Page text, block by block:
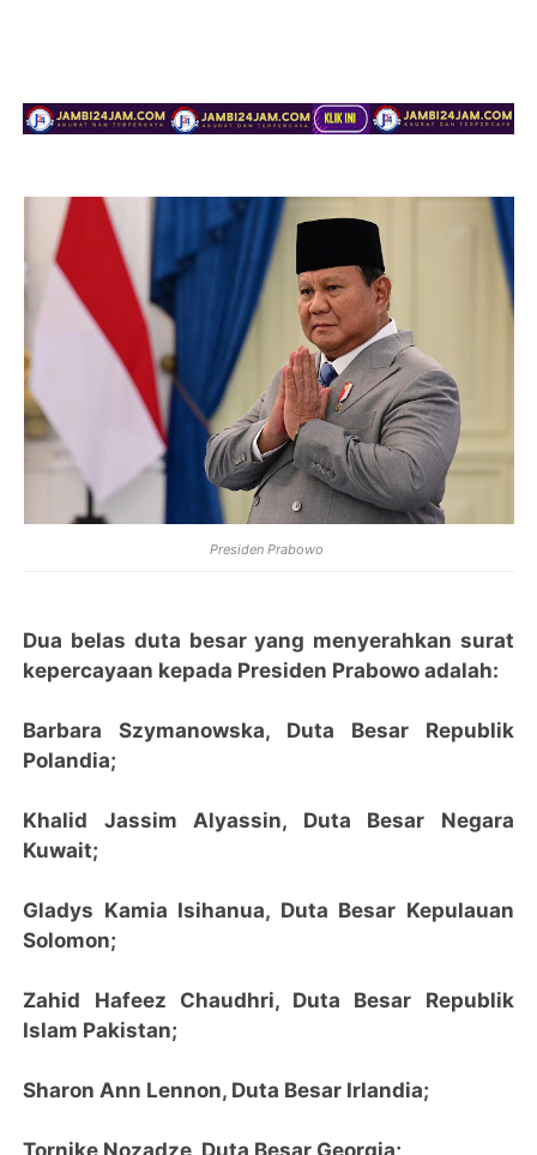
Presiden Prabowo
Dua belas duta besar yang menyerahkan surat
kepercayaan kepada Presiden Prabowo adalah:
Barbara Szymanowska, Duta Besar Republik
Polandia;
Khalid Jassim Alyassin, Duta Besar Negara
Kuwait;
Gladys Kamia Isihanua, Duta Besar Kepulauan
Solomon;
Zahid Hafeez Chaudhri, Duta Besar Republik
Islam Pakistan;
Sharon Ann Lennon, Duta Besar Irlandia;
Tornike Nozadze, Duta Besar Georgia;